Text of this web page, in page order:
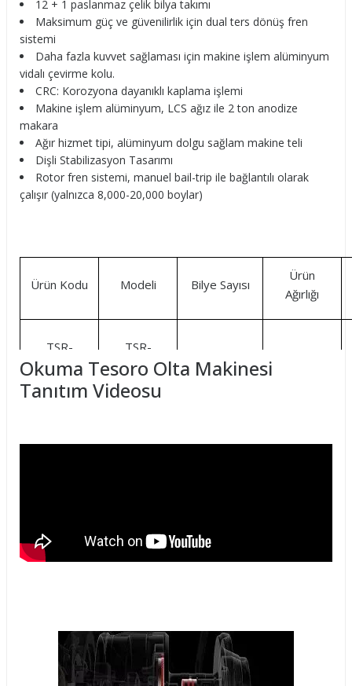
12 + 1 paslanmaz çelik bilya takımı
Maksimum güç ve güvenilirlik için dual ters dönüş fren
sistemi
Daha fazla kuvvet sağlaması için makine işlem alüminyum
vidalı çevirme kolu.
CRC: Korozyona dayanıklı kaplama işlemi
Makine işlem alüminyum, LCS ağız ile 2 ton anodize
makara
Ağır hizmet tipi, alüminyum dolgu sağlam makine teli
Dişli Stabilizasyon Tasarımı
Rotor fren sistemi, manuel bail-trip ile bağlantılı olarak
çalışır (yalnızca 8,000-20,000 boylar)
Ürün Kodu Modeli Bilye Sayısı
Ürün
Ağırlığı
TSR-
18000PA
TSR-
18000PA
Okuma Tesoro Olta Makinesi
Tanıtım Videosu